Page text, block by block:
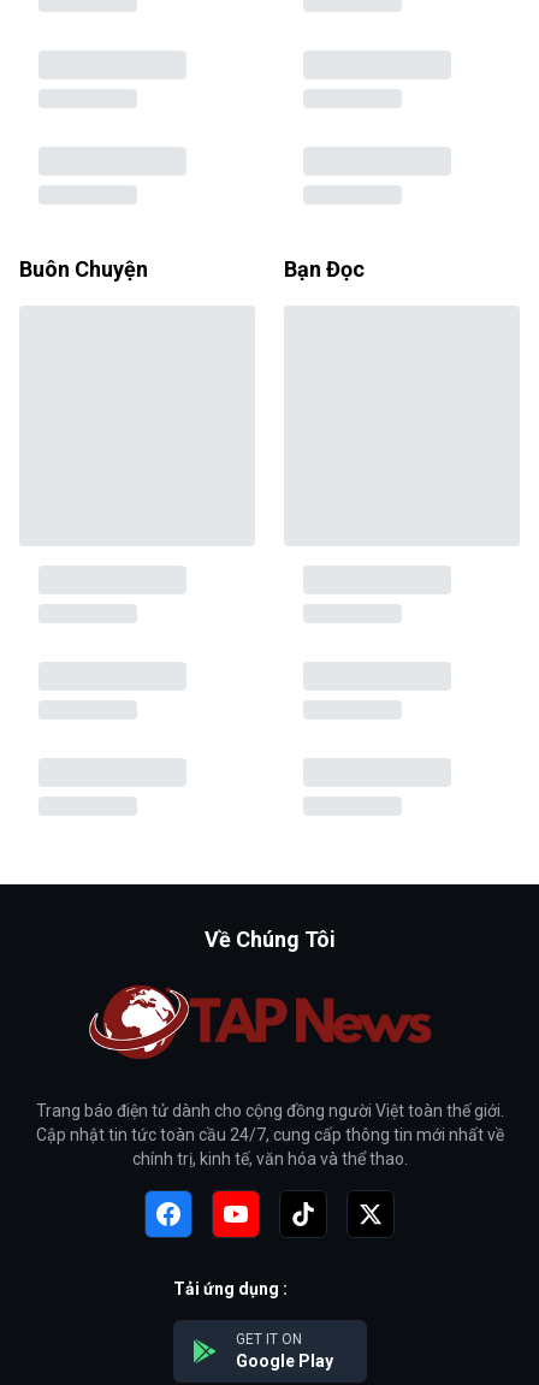
Buôn Chuyện Bạn Đọc
Về Chúng Tôi
Trang báo điện tử dành cho cộng đồng người Việt toàn thế giới.
Cập nhật tin tức toàn cầu 24/7, cung cấp thông tin mới nhất về
chính trị, kinh tế, văn hóa và thể thao.
Tải ứng dụng :
GET IT ON
Google Play